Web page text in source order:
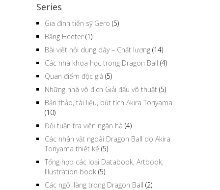
Series
Gia đình tiến sỹ Gero (5)
Băng Heeter (1)
Bài viết nội dung dày – Chất lượng (14)
Các nhà khoa học trong Dragon Ball (4)
Quan điểm độc giả (5)
Những nhà vô địch Giải đấu võ thuật (5)
Bản thảo, tài liệu, bút tích Akira Toriyama
(10)
Đội tuần tra viên ngân hà (4)
Các nhân vật ngoài Dragon Ball do Akira
Toriyama thiết kế (5)
Tổng hợp các loại Databook, Artbook,
Illustration book (5)
Các ngôi làng trong Dragon Ball (2)